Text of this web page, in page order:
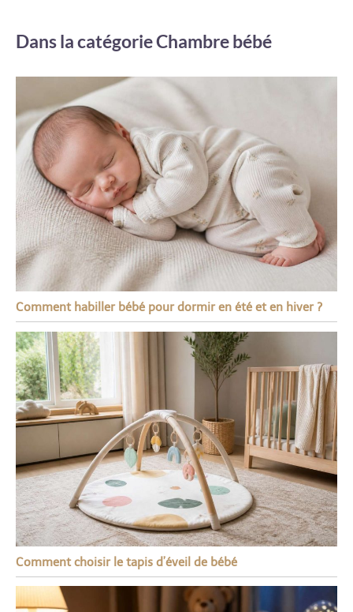
Dans la catégorie Chambre bébé
Comment habiller bébé pour dormir en été et en hiver ?
Comment choisir le tapis d’éveil de bébé